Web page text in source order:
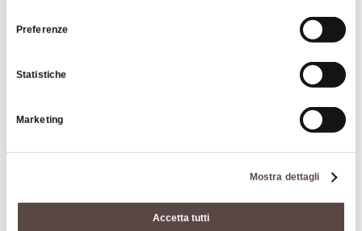
Preferenze
Statistiche
Marketing
Mostra dettagli
Accetta tutti
Based on the number of people
Subject to tourist tax